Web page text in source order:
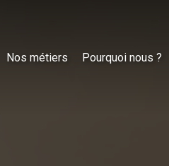
Nos métiers Pourquoi nous ?